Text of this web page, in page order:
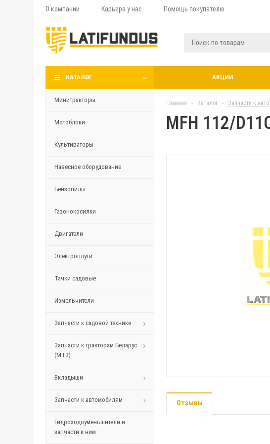
О компании Карьера у нас Помощь покупателю
КАТАЛОГ АКЦИИ
Минитракторы
Мотоблоки
Культиваторы
Навесное оборудование
Бензопилы
Газонокосилки
Двигатели
Электроплуги
Тачки садовые
Измельчители
Запчасти к садовой технике
Запчасти к тракторам Беларус
(МТЗ)
Вкладыши
Запчасти к автомобилям
Гидроходоуменьшители и
запчасти к ним
Главная - Каталог - Запчасти к
MFH 112/
Отзывы